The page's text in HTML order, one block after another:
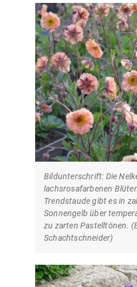
Bildunterschrift: Die
lachsrosafarbenen
Trendstaude gibt es in
Sonnengelb über
zu zarten Pastelltönen.
Schachtschneider)